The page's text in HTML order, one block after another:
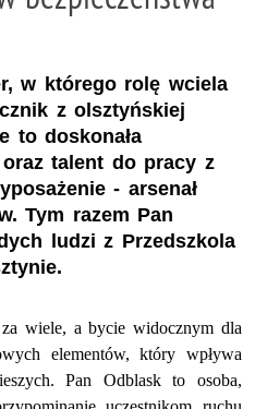
w którego rolę wciela
z olsztyńskiej
to doskonała
talent do pracy z
- arsenał
Tym razem Pan
ludzi z Przedszkola
wiele, a bycie widocznym dla
elementów, który wpływa
Pan Odblask to osoba,